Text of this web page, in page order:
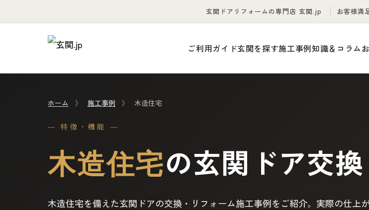
玄関ドアリフォームの専門店 玄関.jp お客様満
ご利用ガイド玄関を探す施工事例知識＆コラム
ホーム 》 施工事例 》 木造住宅
— 特徴・機能 —
木造住宅の玄関ドア交
木造住宅を備えた玄関ドアの交換・リフォーム施工事例をご紹介。実際の仕上